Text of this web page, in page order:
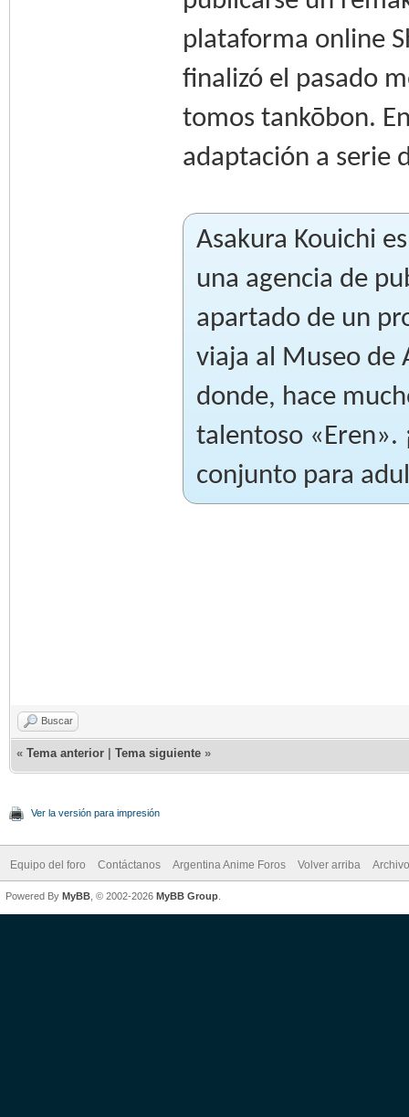
plataforma online
finalizó el pasado
tomos tankōbon.
adaptación a serie
Asakura Kouichi
una agencia de
apartado de un
viaja al Museo de
donde, hace
talentoso «Eren».
conjunto para
Buscar
« Tema anterior Tema siguiente »
Ver la versión para impresión
Equipo del foro Contáctanos Argentina Anime Foros Volver arriba
Powered By MyBB , © 2002-2026 MyBB Group